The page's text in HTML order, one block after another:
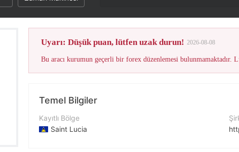
Uyarı: Düşük puan, lütfen uzak durun! 2026-08-08
Bu aracı kurumun geçerli bir forex düzenlemesi bulunmamaktadır.
Temel Bilgiler
Kayıtlı Bölge
Saint Lucia